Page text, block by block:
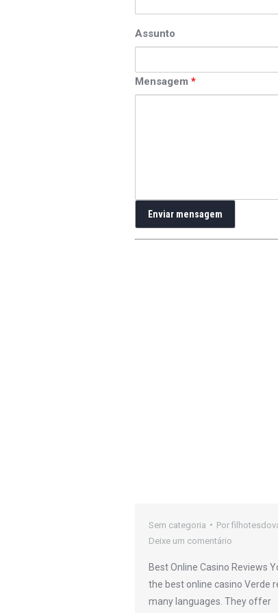
Assunto
Mensagem *
Sem categoria Por
Deixe um comentário
Best Online Casino Reviews
the best online casino Verde
many languages. They offer